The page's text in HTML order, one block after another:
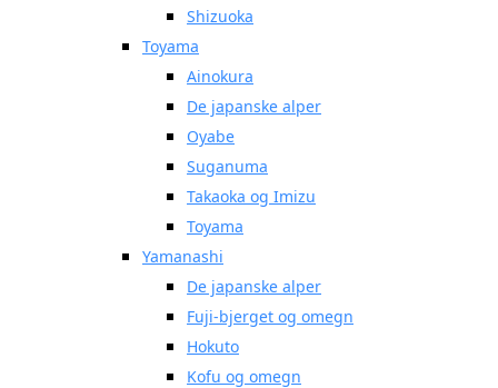
Shizuoka
Toyama
Ainokura
De japanske alper
Oyabe
Suganuma
Takaoka og Imizu
Toyama
Yamanashi
De japanske alper
Fuji-bjerget og omegn
Hokuto
Kofu og omegn